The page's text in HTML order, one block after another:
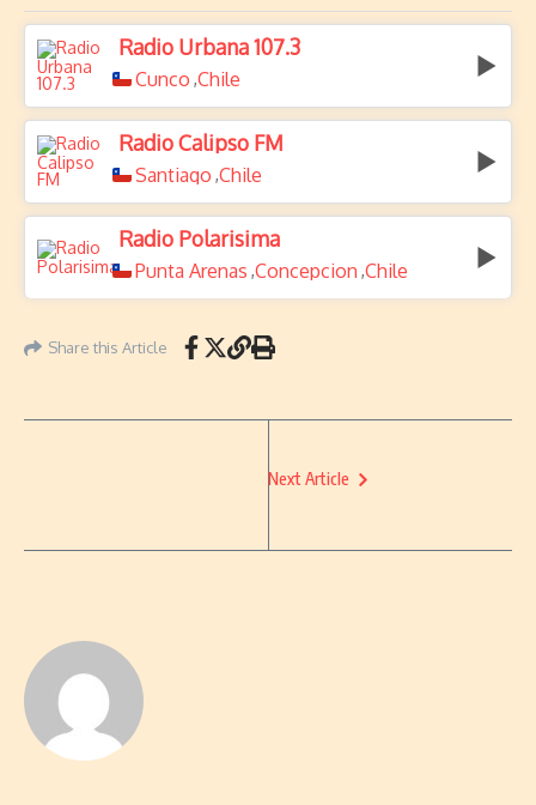
Radio Urbana 107.3
Cunco ,Chile
Radio Calipso FM
Santiago ,Chile
Radio Polarisima
Punta Arenas ,Concepcion ,Chile
Share this Article
Next Article